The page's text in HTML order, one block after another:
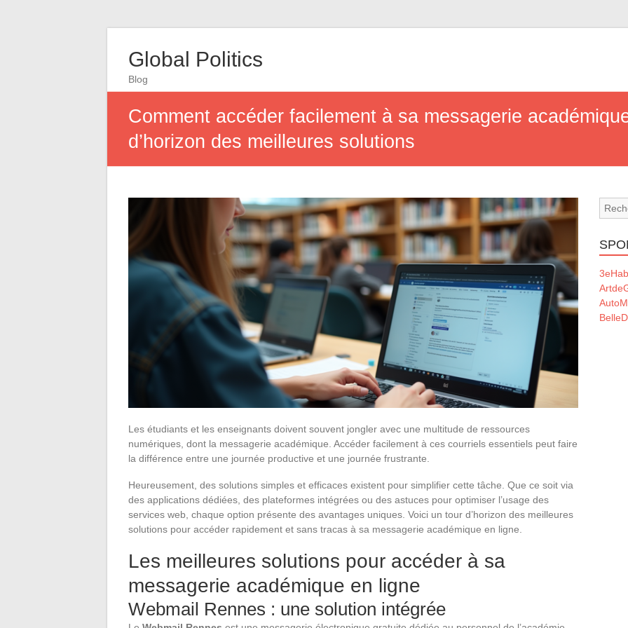
Global Politics
Blog
Comment accéder facilement à sa messagerie
d’horizon des meilleures solutions
Les étudiants et les enseignants doivent souvent jongler avec une multitude de ressources
numériques, dont la messagerie académique. Accéder facilement à ces courriels essentiels peut faire
la différence entre une journée productive et une journée frustrante.
Heureusement, des solutions simples et efficaces existent pour simplifier cette tâche. Que ce soit via
des applications dédiées, des plateformes intégrées ou des astuces pour optimiser l’usage des
services web, chaque option présente des avantages uniques. Voici un tour d’horizon des meilleures
solutions pour accéder rapidement et sans tracas à sa messagerie académique en ligne.
Les meilleures solutions pour accéder à sa
messagerie académique en ligne
Webmail Rennes : une solution intégrée